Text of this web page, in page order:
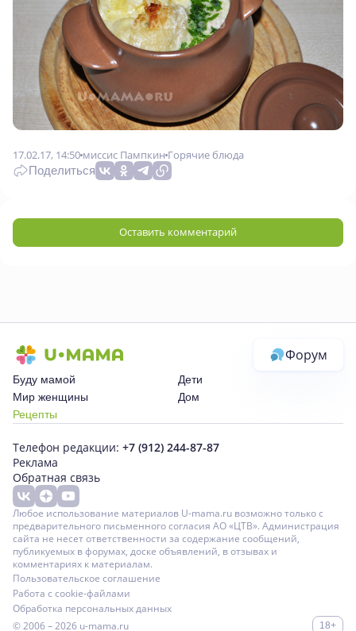
17.02.17, 14:50 миссис Пампкин Горячие блюда
Поделиться
Оставить комментарий
Форум
Буду мамой
Дети
Мир женщины
Дом
Рецепты
Телефон редакции: +7 (912) 244-87-87
Реклама
Обратная связь
Любое использование материалов U-mama.ru возможно только с
предварительного письменного согласия АО «ЦТВ». Администрация
сайта не несет ответственности за содержание сообщений,
публикуемых в форумах, доске объявлений, в отзывах и
комментариях к материалам.
Пользовательское соглашение
Работа с cookie-файлами
Обработка персональных данных
© 2006 – 2026 u-mama.ru 18+